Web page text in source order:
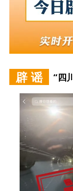
辟 谣 “四